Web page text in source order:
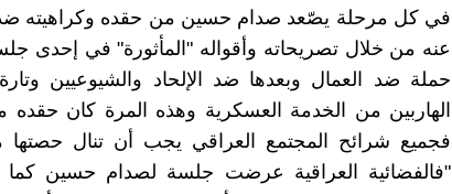
في كل مرحلة يصّعد صدام حسين من حقده وكراهيته
عنه من خلال تصريحاته وأقواله "المأثورة" في إحدى
حملة ضد العمال وبعدها ضد الإلحاد والشيوعيين
الهاربين من الخدمة العسكرية وهذه المرة كان حقده
فجميع شرائح المجتمع العراقي يجب أن تنال حصتها
"فالفضائية العراقية عرضت جلسة لصدام حسين